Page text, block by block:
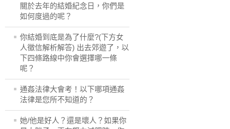
關於去年的結婚紀念日，你們是
如何度過的呢？
你結婚到底是為了什麼?(下方女
人徵信解析解答) 出去郊遊了，以
下四條路線中你會選擇哪一條
呢？
通姦法律大會考！以下哪項通姦
法律是您所不知道的？
她/他是好人？還是壞人？如果你